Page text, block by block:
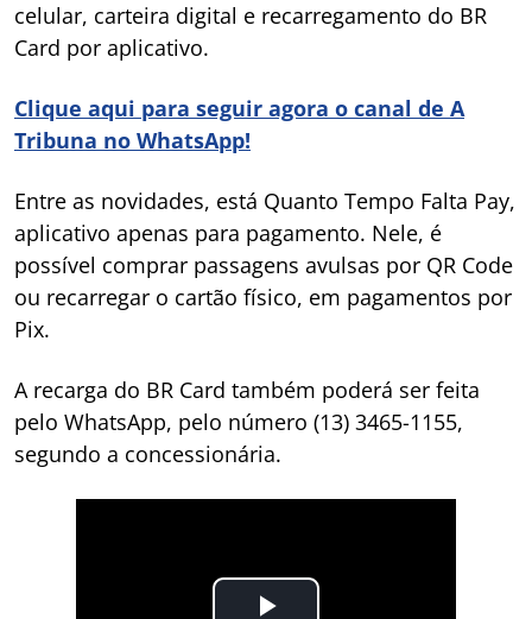
celular, carteira digital e recarregamento do BR
Card por aplicativo.
Clique aqui para seguir agora o canal de A
Tribuna no WhatsApp!
Entre as novidades, está Quanto Tempo Falta Pay,
aplicativo apenas para pagamento. Nele, é
possível comprar passagens avulsas por QR Code
ou recarregar o cartão físico, em pagamentos por
Pix.
A recarga do BR Card também poderá ser feita
pelo WhatsApp, pelo número (13) 3465-1155,
segundo a concessionária.